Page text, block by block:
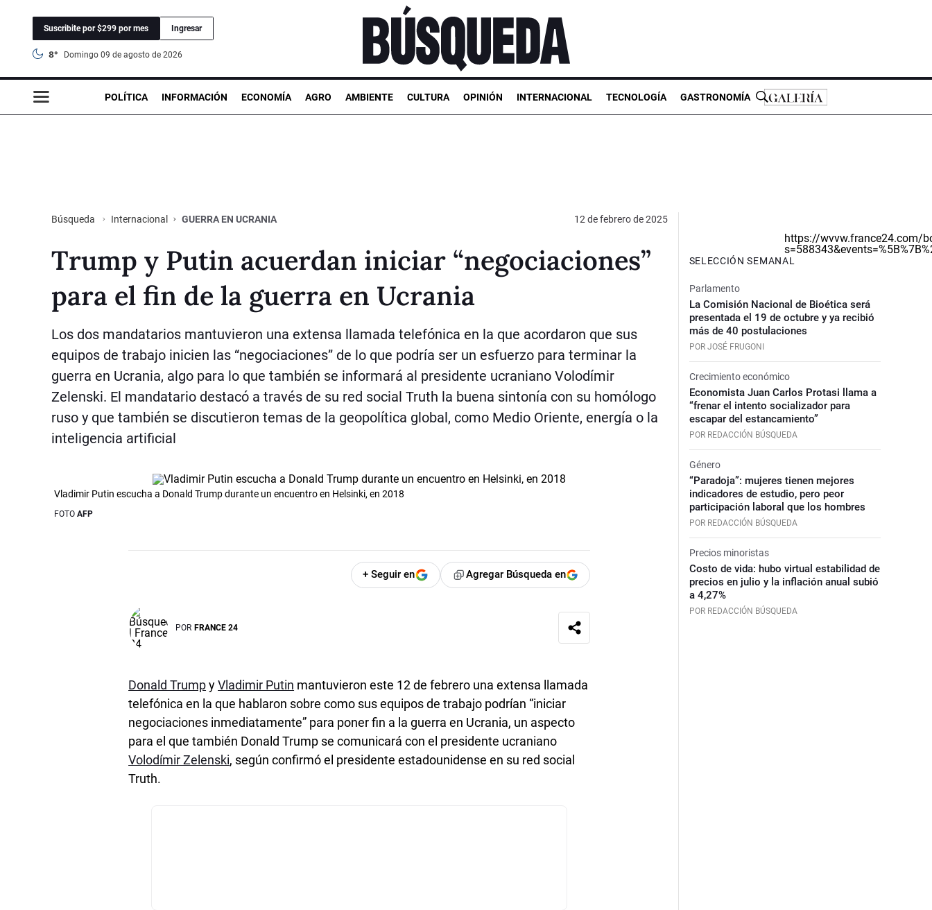
Suscribite por $299 por mes Ingresar
8° domingo 09 de agosto de 2026
POLÍTICA INFORMACIÓN ECONOMÍA AGRO AMBIENTE CULTURA OPINIÓN INTERNACIONAL TECNOLOGÍA GASTRONOMÍA
Búsqueda Internacional GUERRA EN UCRANIA 12 de febrero de 2025
Trump y Putin acuerdan iniciar “negociaciones”
para el fin de la guerra en Ucrania
Los dos mandatarios mantuvieron una extensa llamada telefónica en la que acordaron que sus
equipos de trabajo inicien las “negociaciones” de lo que podría ser un esfuerzo para terminar la
guerra en Ucrania, algo para lo que también se informará al presidente ucraniano Volodímir
Zelenski. El mandatario destacó a través de su red social Truth la buena sintonía con su homólogo
ruso y que también se discutieron temas de la geopolítica global, como Medio Oriente, energía o la
inteligencia artificial
Vladimir Putin escucha a Donald Trump durante un encuentro en Helsinki, en 2018
FOTO AFP
+ Seguir en Agregar Búsqueda en
POR FRANCE 24
Donald TrumpyVladimir Putin mantuvieron este 12 de febrero una extensa llamada
telefónica en la que hablaron sobre como sus equipos de trabajo podrían “iniciar
negociaciones inmediatamente” para poner fin a la guerra en Ucrania, un aspecto
para el que también Donald Trump se comunicará con el presidente ucraniano
Volodímir Zelenski, según confirmó el presidente estadounidense en su red social
Truth.
https://wvvw.france24.com/
SELECCIÓN SEMANAL
Parlamento
La Comisión Nacional de Bioética será
presentada el 19 de octubre y ya recibió
más de 40 postulaciones
POR JOSÉ FRUGONI
Crecimiento económico
Economista Juan Carlos Protasi llama a
“frenar el intento socializador para
escapar del estancamiento”
POR REDACCIÓN BÚSQUEDA
Género
“Paradoja”: mujeres tienen mejores
indicadores de estudio, pero peor
participación laboral que los hombres
POR REDACCIÓN BÚSQUEDA
Precios minoristas
Costo de vida: hubo virtual estabilidad de
precios en julio y la inflación anual subió
a 4,27%
POR REDACCIÓN BÚSQUEDA